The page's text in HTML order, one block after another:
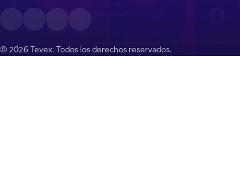
© 2026 Tevex. Todos los derechos reservados.